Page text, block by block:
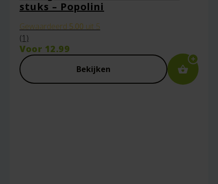
stuks – Popolini
Gewaardeerd 5.00 uit 5
(1)
Voor 12.99
Bekijken